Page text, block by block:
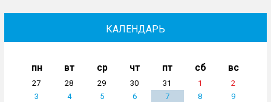
КАЛЕНДАРЬ
пн вт ср чт пт сб вс
27 28 29 30 31 1
2
3
4 5 6 7 8 9